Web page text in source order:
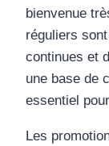
bienvenue
réguliers
continues et
une base de
essentiel
Les